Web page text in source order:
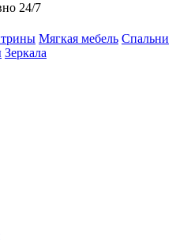
24/7
Мягкая мебель Спальни
Зеркала